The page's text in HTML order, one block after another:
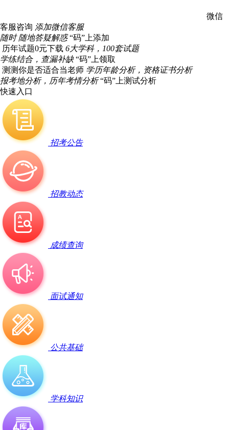
微信
客服咨询 添加微信客服
随时 随地答疑解惑 “码”上添加
历年试题0元下载 6大学科，100套试题
学练结合，查漏补缺 “码”上领取
测测你是否适合当老师 学历年龄分析，资格证书分析
报考地分析，历年考情分析 “码”上测试分析
快速入口
招考公告
招教动态
成绩查询
面试通知
公共基础
学科知识